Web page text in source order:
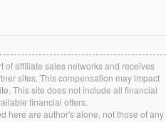
of affiliate sales networks and receives
sites. This compensation may impact
This site does not include all financial
financial offers.
here are author's alone, not those of any